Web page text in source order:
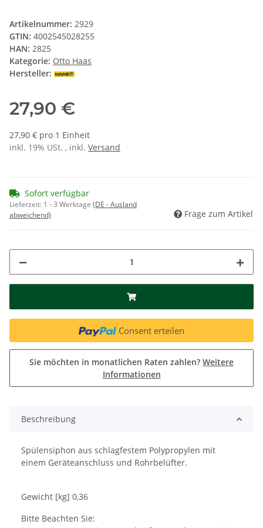
Artikelnummer: 2929
GTIN: 4002545028255
HAN: 2825
Kategorie: Otto Haas
Hersteller:
27,90 €
27,90 € pro 1 Einheit
inkl. 19% USt. , inkl. Versand
Sofort verfügbar
Lieferzeit: 1 - 3 Werktage (DE - Ausland
abweichend)
Frage zum Artikel
Consent erteilen
Sie möchten in monatlichen Raten zahlen? Weitere
Informationen
Beschreibung
Spülensiphon aus schlagfestem Polypropylen mit
einem Geräteanschluss und Rohrbelüfter.
Gewicht [kg] 0,36
Bitte Beachten Sie: